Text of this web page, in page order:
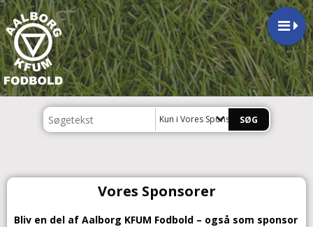
Kun i Vores Sponsorer
Vores Sponsorer
Bliv en del af Aalborg KFUM Fodbold – også som sponsor